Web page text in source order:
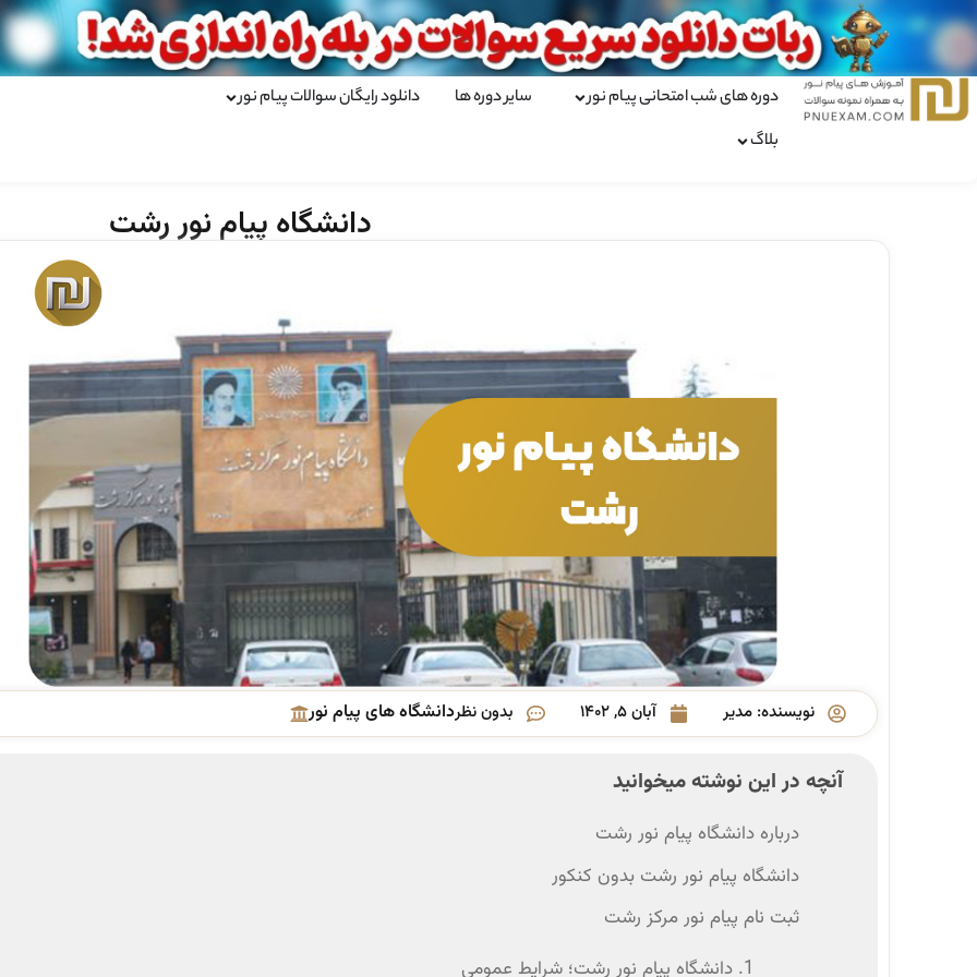
دوره های شب امتحانی پیام نور سایر دوره ها
دانلود رایگان سوالات پیام نور
بلاگ
دانشگاه پیام نور رشت
نویسنده: مدیر آبان ۵, ۱۴۰۲ بدون نظردانشگاه های پیام نور
آنچه در این نوشته میخوانید
درباره دانشگاه پیام نور رشت
دانشگاه پیام نور رشت بدون کنکور
ثبت نام پیام نور مرکز رشت
1. دانشگاه پیام نور رشت؛ شرایط عمومی